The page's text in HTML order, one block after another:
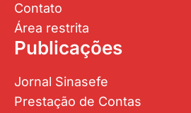
Contato
Área restrita
Publicações
Jornal Sinasefe
Prestação de Contas